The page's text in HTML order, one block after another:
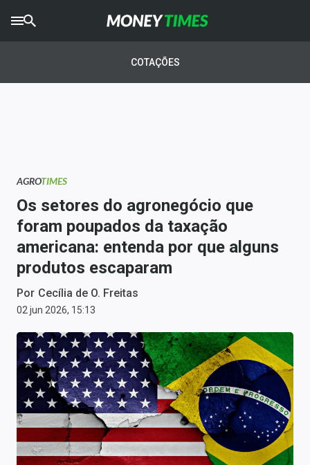
AGROTIMES
Newsletters
Anuncie
Últimas Notícias
Newsletters
Cotações
Comprar ou vender?
Carteiras Recomendadas
Central de Dividendos
COTAÇÕES
AGROTIMES
Os setores do agronegócio que
foram poupados da taxação
americana: entenda por que alguns
produtos escaparam
Por Cecília de O. Freitas
02 jun 2026, 15:13